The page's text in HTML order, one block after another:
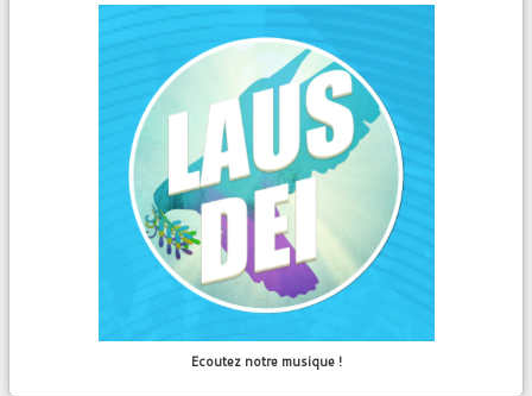
Ecoutez notre musique !